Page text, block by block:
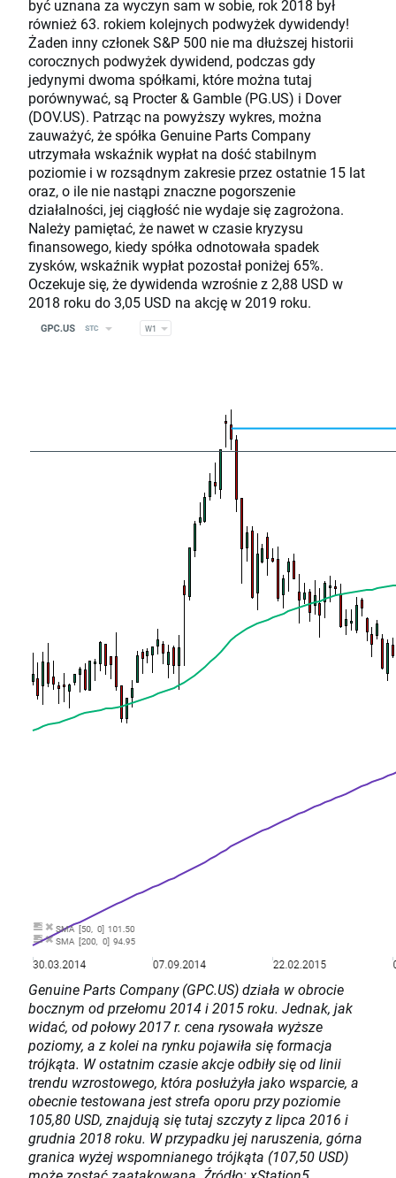
być uznana za wyczyn sam w sobie, rok 2018 był
również 63. rokiem kolejnych podwyżek dywidendy!
Żaden inny członek S&P 500 nie ma dłuższej historii
corocznych podwyżek dywidend, podczas gdy
jedynymi dwoma spółkami, które można tutaj
porównywać, są Procter & Gamble (PG.US) i Dover
(DOV.US). Patrząc na powyższy wykres, można
zauważyć, że spółka Genuine Parts Company
utrzymała wskaźnik wypłat na dość stabilnym
poziomie i w rozsądnym zakresie przez ostatnie 15 lat
oraz, o ile nie nastąpi znaczne pogorszenie
działalności, jej ciągłość nie wydaje się zagrożona.
Należy pamiętać, że nawet w czasie kryzysu
finansowego, kiedy spółka odnotowała spadek
zysków, wskaźnik wypłat pozostał poniżej 65%.
Oczekuje się, że dywidenda wzrośnie z 2,88 USD w
2018 roku do 3,05 USD na akcję w 2019 roku.
Genuine Parts Company (GPC.US) działa w obrocie
bocznym od przełomu 2014 i 2015 roku. Jednak, jak
widać, od połowy 2017 r. cena rysowała wyższe
poziomy, a z kolei na rynku pojawiła się formacja
trójkąta. W ostatnim czasie akcje odbiły się od linii
trendu wzrostowego, która posłużyła jako wsparcie, a
obecnie testowana jest strefa oporu przy poziomie
105,80 USD, znajdują się tutaj szczyty z lipca 2016 i
grudnia 2018 roku. W przypadku jej naruszenia, górna
granica wyżej wspomnianego trójkąta (107,50 USD)